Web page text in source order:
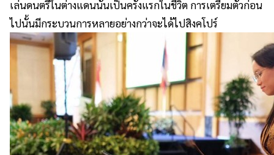
เล่นดนตรีในต่างแดนนั้นเป็นครั้งแรกในชีวิต การเตรียมตัวก่อน
ไปนั้นมีกระบวนการหลายอย่างกว่าจะได้ไปสิงคโปร์